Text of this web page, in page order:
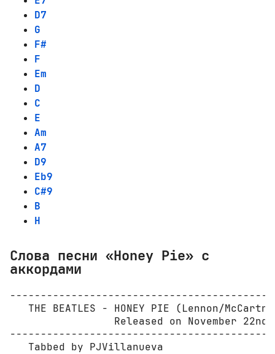
D7
G
F#
F
Em
D
C
E
Am
A7
D9
Eb9
C#9
B
H
Слова песни «Honey Pie» с
аккордами
THE BEATLES - HONEY PIE (Lennon/
Released on November 22nd
   Tabbed by PJVillanueva